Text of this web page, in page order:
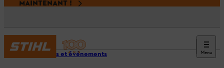
MAINTENANT !
Menu
Services et événements